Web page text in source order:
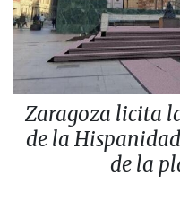
Zaragoza licita
de la
de la